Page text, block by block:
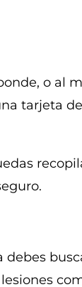
o al
tarjeta
debes